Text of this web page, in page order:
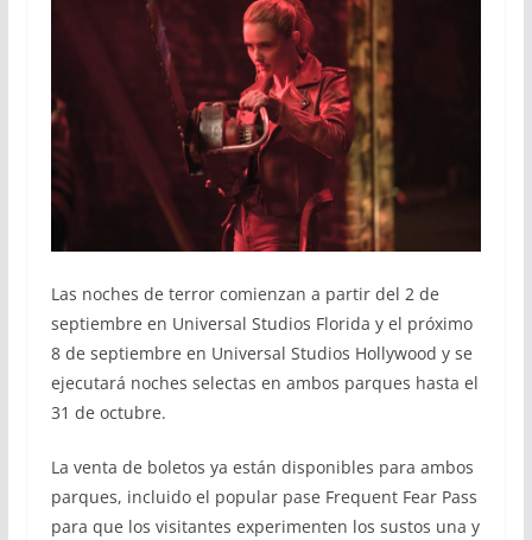
Las noches de terror comienzan a partir del 2 de
septiembre en Universal Studios Florida y el próximo
8 de septiembre en Universal Studios Hollywood y se
ejecutará noches selectas en ambos parques hasta el
31 de octubre.
La venta de boletos ya están disponibles para ambos
parques, incluido el popular pase Frequent Fear Pass
para que los visitantes experimenten los sustos una y